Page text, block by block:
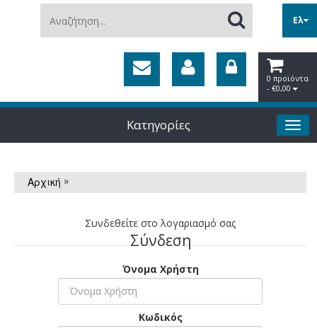
Αναζήτηση...
Ελ
0 προϊόντα
- €0,00
Κατηγορίες
Αρχική »
Συνδεθείτε στο λογαριασμό σας
Σύνδεση
Όνομα Χρήστη
Κωδικός